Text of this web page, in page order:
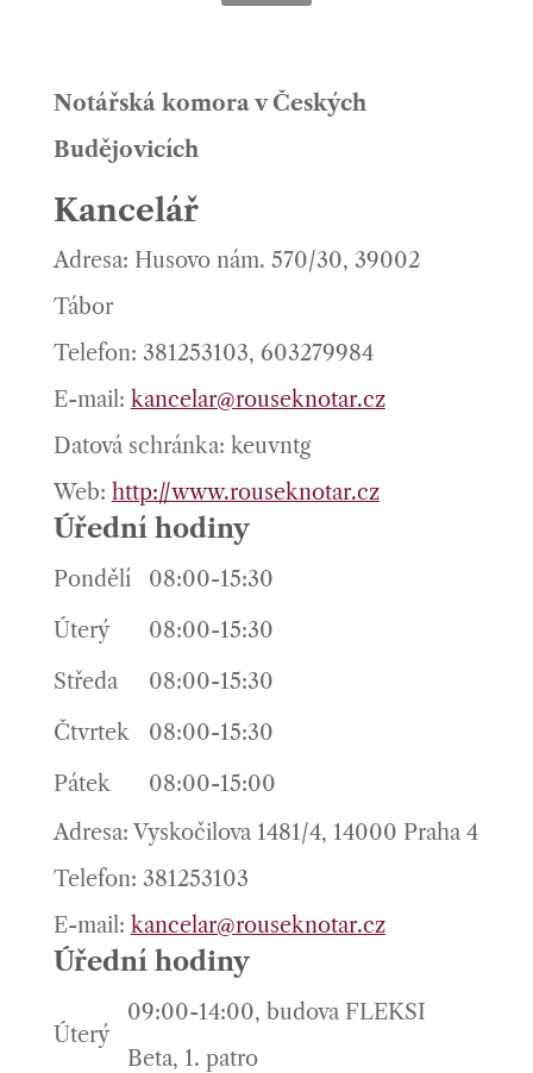
Notářská komora v Českých
Budějovicích
Kancelář
Adresa: Husovo nám. 570/30, 39002
Tábor
Telefon: 381253103, 603279984
E-mail: kancelar@rouseknotar.cz
Datová schránka: keuvntg
Web: http://www.rouseknotar.cz
Úřední hodiny
Pondělí
08:00-15:30
Úterý
08:00-15:30
Středa
08:00-15:30
Čtvrtek
08:00-15:30
Pátek
08:00-15:00
Adresa: Vyskočilova 1481/4, 14000 Praha 4
Telefon: 381253103
E-mail: kancelar@rouseknotar.cz
Úřední hodiny
Úterý
09:00-14:00, budova FLEKSI
Beta, 1. patro